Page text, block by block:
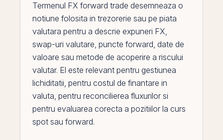
Termenul FX forward trade desemneaza o
notiune folosita in trezorerie sau pe piata
valutara pentru a descrie expuneri FX,
swap-uri valutare, puncte forward, date de
valoare sau metode de acoperire a riscului
valutar. El este relevant pentru gestiunea
lichiditatii, pentru costul de finantare in
valuta, pentru reconcilierea fluxurilor si
pentru evaluarea corecta a pozitiilor la curs
spot sau forward.